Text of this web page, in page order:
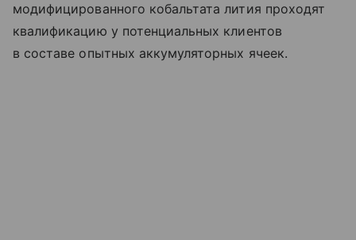
модифицированного кобальтата лития проходят
квалификацию у потенциальных клиентов
в составе опытных аккумуляторных ячеек.